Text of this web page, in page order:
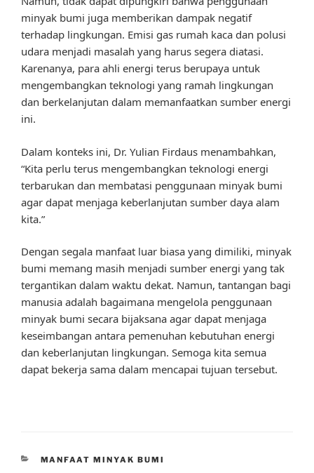
minyak bumi juga memberikan dampak negatif
terhadap lingkungan. Emisi gas rumah kaca dan polusi
udara menjadi masalah yang harus segera diatasi.
Karenanya, para ahli energi terus berupaya untuk
mengembangkan teknologi yang ramah lingkungan
dan berkelanjutan dalam memanfaatkan sumber energi
ini.
Dalam konteks ini, Dr. Yulian Firdaus menambahkan,
“Kita perlu terus mengembangkan teknologi energi
terbarukan dan membatasi penggunaan minyak bumi
agar dapat menjaga keberlanjutan sumber daya alam
kita.”
Dengan segala manfaat luar biasa yang dimiliki, minyak
bumi memang masih menjadi sumber energi yang tak
tergantikan dalam waktu dekat. Namun, tantangan bagi
manusia adalah bagaimana mengelola penggunaan
minyak bumi secara bijaksana agar dapat menjaga
keseimbangan antara pemenuhan kebutuhan energi
dan keberlanjutan lingkungan. Semoga kita semua
dapat bekerja sama dalam mencapai tujuan tersebut.
CATEGORIES
MANFAAT MINYAK BUMI